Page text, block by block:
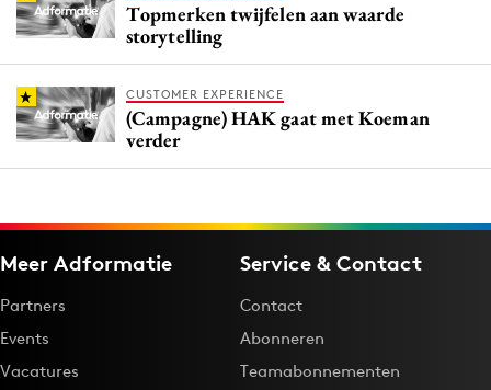
Topmerken twijfelen aan waarde
storytelling
CUSTOMER EXPERIENCE
(Campagne) HAK gaat met Koeman
verder
Meer Adformatie
Partners
Events
Vacatures
Service & Contact
Contact
Abonneren
Teamabonnementen